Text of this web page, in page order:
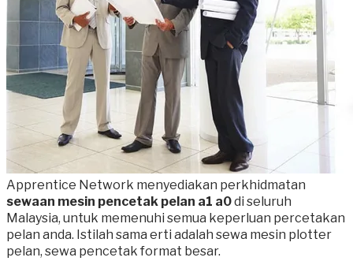
Apprentice Network menyediakan perkhidmatan
sewaan mesin pencetak pelan a1 a0di seluruh
Malaysia, untuk memenuhi semua keperluan percetakan
pelan anda. Istilah sama erti adalah sewa mesin plotter
pelan, sewa pencetak format besar.